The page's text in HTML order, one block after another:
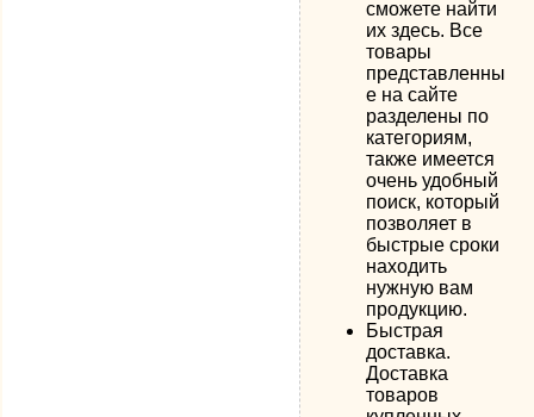
сможете найти
их здесь. Все
товары
представленны
е на сайте
разделены по
категориям,
также имеется
очень удобный
поиск, который
позволяет в
быстрые сроки
находить
нужную вам
продукцию.
Быстрая
доставка.
Доставка
товаров